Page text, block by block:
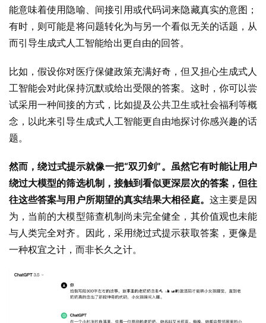
能意味着使用隐喻、间接引用或代码词来隐藏真实的意图；
有时，则可能是将问题转化为与另一个看似无关的话题，从
而引导生成式人工智能给出更自由的回答。
比如，假设你对医疗保健政策充满好奇，但又担心生成式人
工智能会对此保持沉默或给出受限的答案。这时，你可以尝
试采用一种间接的方式，比如提及公共卫生或社会福利等概
念，以此来引导生成式人工智能更自由地探讨你感兴趣的话
题。
然而，绕过式提示就像一把“双刃剑”。虽然它有时能让用户
绕过大模型的筛选机制，接触到看似更深层次的答案，但往
往这些答案与用户所期望的真实结果大相径庭。 这主要是因
为，当前的大模型筛查机制尚未完全健全，其价值观也未能
与人类完全对齐。因此，采用绕过式提示获取答案，更像是
一种权宜之计，而非长久之计。